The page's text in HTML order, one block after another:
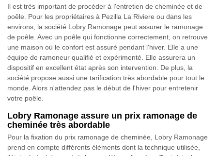
Il est très important de procéder à l'entretien de cheminée et de
poêle. Pour les propriétaires à Pezilla La Riviere ou dans les
environs, la société Lobry Ramonage peut assurer le ramonage
de poêle. Avec un poêle qui fonctionne correctement, on retrouve
une maison où le confort est assuré pendant l'hiver. Elle a une
équipe de ramoneur qualifié et expérimenté. Elle assurera un
dispositif en excellent état après son intervention. De plus, la
société propose aussi une tarification très abordable pour tout le
monde. Alors n'attendez pas le début de l'hiver pour entretenir
votre poêle.
Lobry Ramonage assure un prix ramonage de
cheminée très abordable
Pour la fixation du prix ramonage de cheminée, Lobry Ramonage
prend en compte différents éléments dont la technique utilisée,